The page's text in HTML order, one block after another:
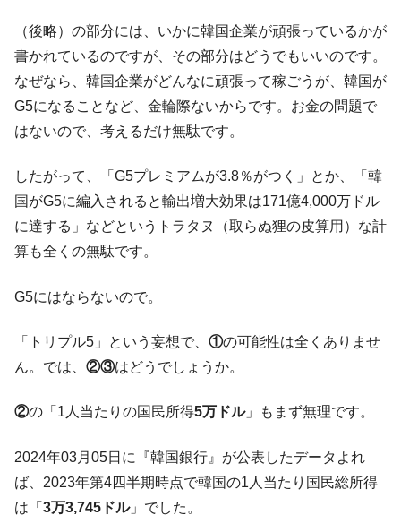
（後略）の部分には、いかに韓国企業が頑張っているかが
書かれているのですが、その部分はどうでもいいのです。
なぜなら、韓国企業がどんなに頑張って稼ごうが、韓国が
G5になることなど、金輪際ないからです。お金の問題で
はないので、考えるだけ無駄です。
したがって、「G5プレミアムが3.8％がつく」とか、「韓
国がG5に編入されると輸出増大効果は171億4,000万ドル
に達する」などというトラタヌ（取らぬ狸の皮算用）な計
算も全くの無駄です。
G5にはならないので。
「トリプル5」という妄想で、 ①の可能性は全くありませ
ん。では、 ②③はどうでしょうか。
②の「1人当たりの国民所得5万ドル」もまず無理です。
2024年03月05日に『韓国銀行』が公表したデータよれ
ば、2023年第4四半期時点で韓国の1人当たり国民総所得
は「 3万3,745ドル」でした。